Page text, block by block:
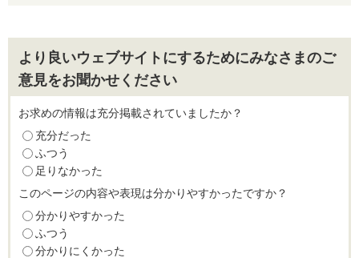
より良いウェブサイトにするためにみなさまのご
意見をお聞かせください
お求めの情報は充分掲載されていましたか？
充分だった
ふつう
足りなかった
このページの内容や表現は分かりやすかったですか？
分かりやすかった
ふつう
分かりにくかった